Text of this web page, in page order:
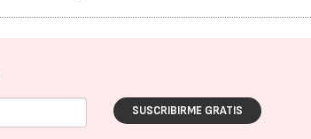
SUSCRIBIRME GRATIS